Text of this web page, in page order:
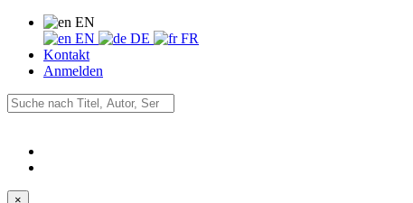
EN
EN
DE
FR
Kontakt
Anmelden
×